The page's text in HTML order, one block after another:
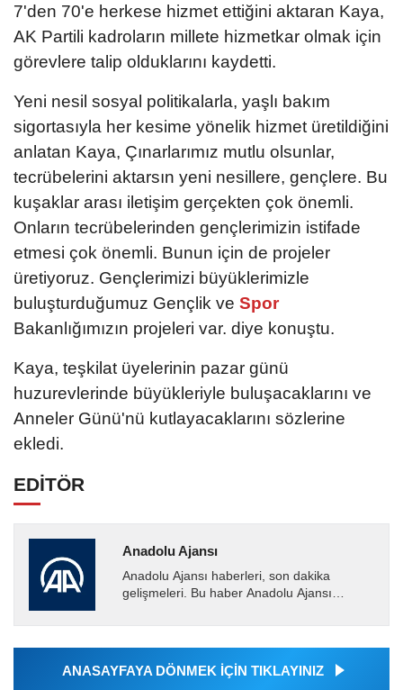
7'den 70'e herkese hizmet ettiğini aktaran Kaya,
AK Partili kadroların millete hizmetkar olmak için
görevlere talip olduklarını kaydetti.
Yeni nesil sosyal politikalarla, yaşlı bakım
sigortasıyla her kesime yönelik hizmet üretildiğini
anlatan Kaya, Çınarlarımız mutlu olsunlar,
tecrübelerini aktarsın yeni nesillere, gençlere. Bu
kuşaklar arası iletişim gerçekten çok önemli.
Onların tecrübelerinden gençlerimizin istifade
etmesi çok önemli. Bunun için de projeler
üretiyoruz. Gençlerimizi büyüklerimizle
buluşturduğumuz Gençlik ve Spor
Bakanlığımızın projeleri var. diye konuştu.
Kaya, teşkilat üyelerinin pazar günü
huzurevlerinde büyükleriyle buluşacaklarını ve
Anneler Günü'nü kutlayacaklarını sözlerine
ekledi.
EDİTÖR
Anadolu Ajansı
Anadolu Ajansı haberleri, son dakika
gelişmeleri. Bu haber Anadolu Ajansı
tarafından geçilen tüm...
ANASAYFAYA DÖNMEK İÇİN TIKLAYINIZ